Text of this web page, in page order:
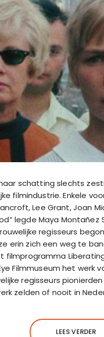
schatting slechts
filmindustrie. Enkele
Lee Grant, Joan
legde Maya Montañez
regisseurs
erin zich een weg te
filmprogramma
Filmmuseum het werk
regisseurs
zelden of nooit in
LEES VERDER